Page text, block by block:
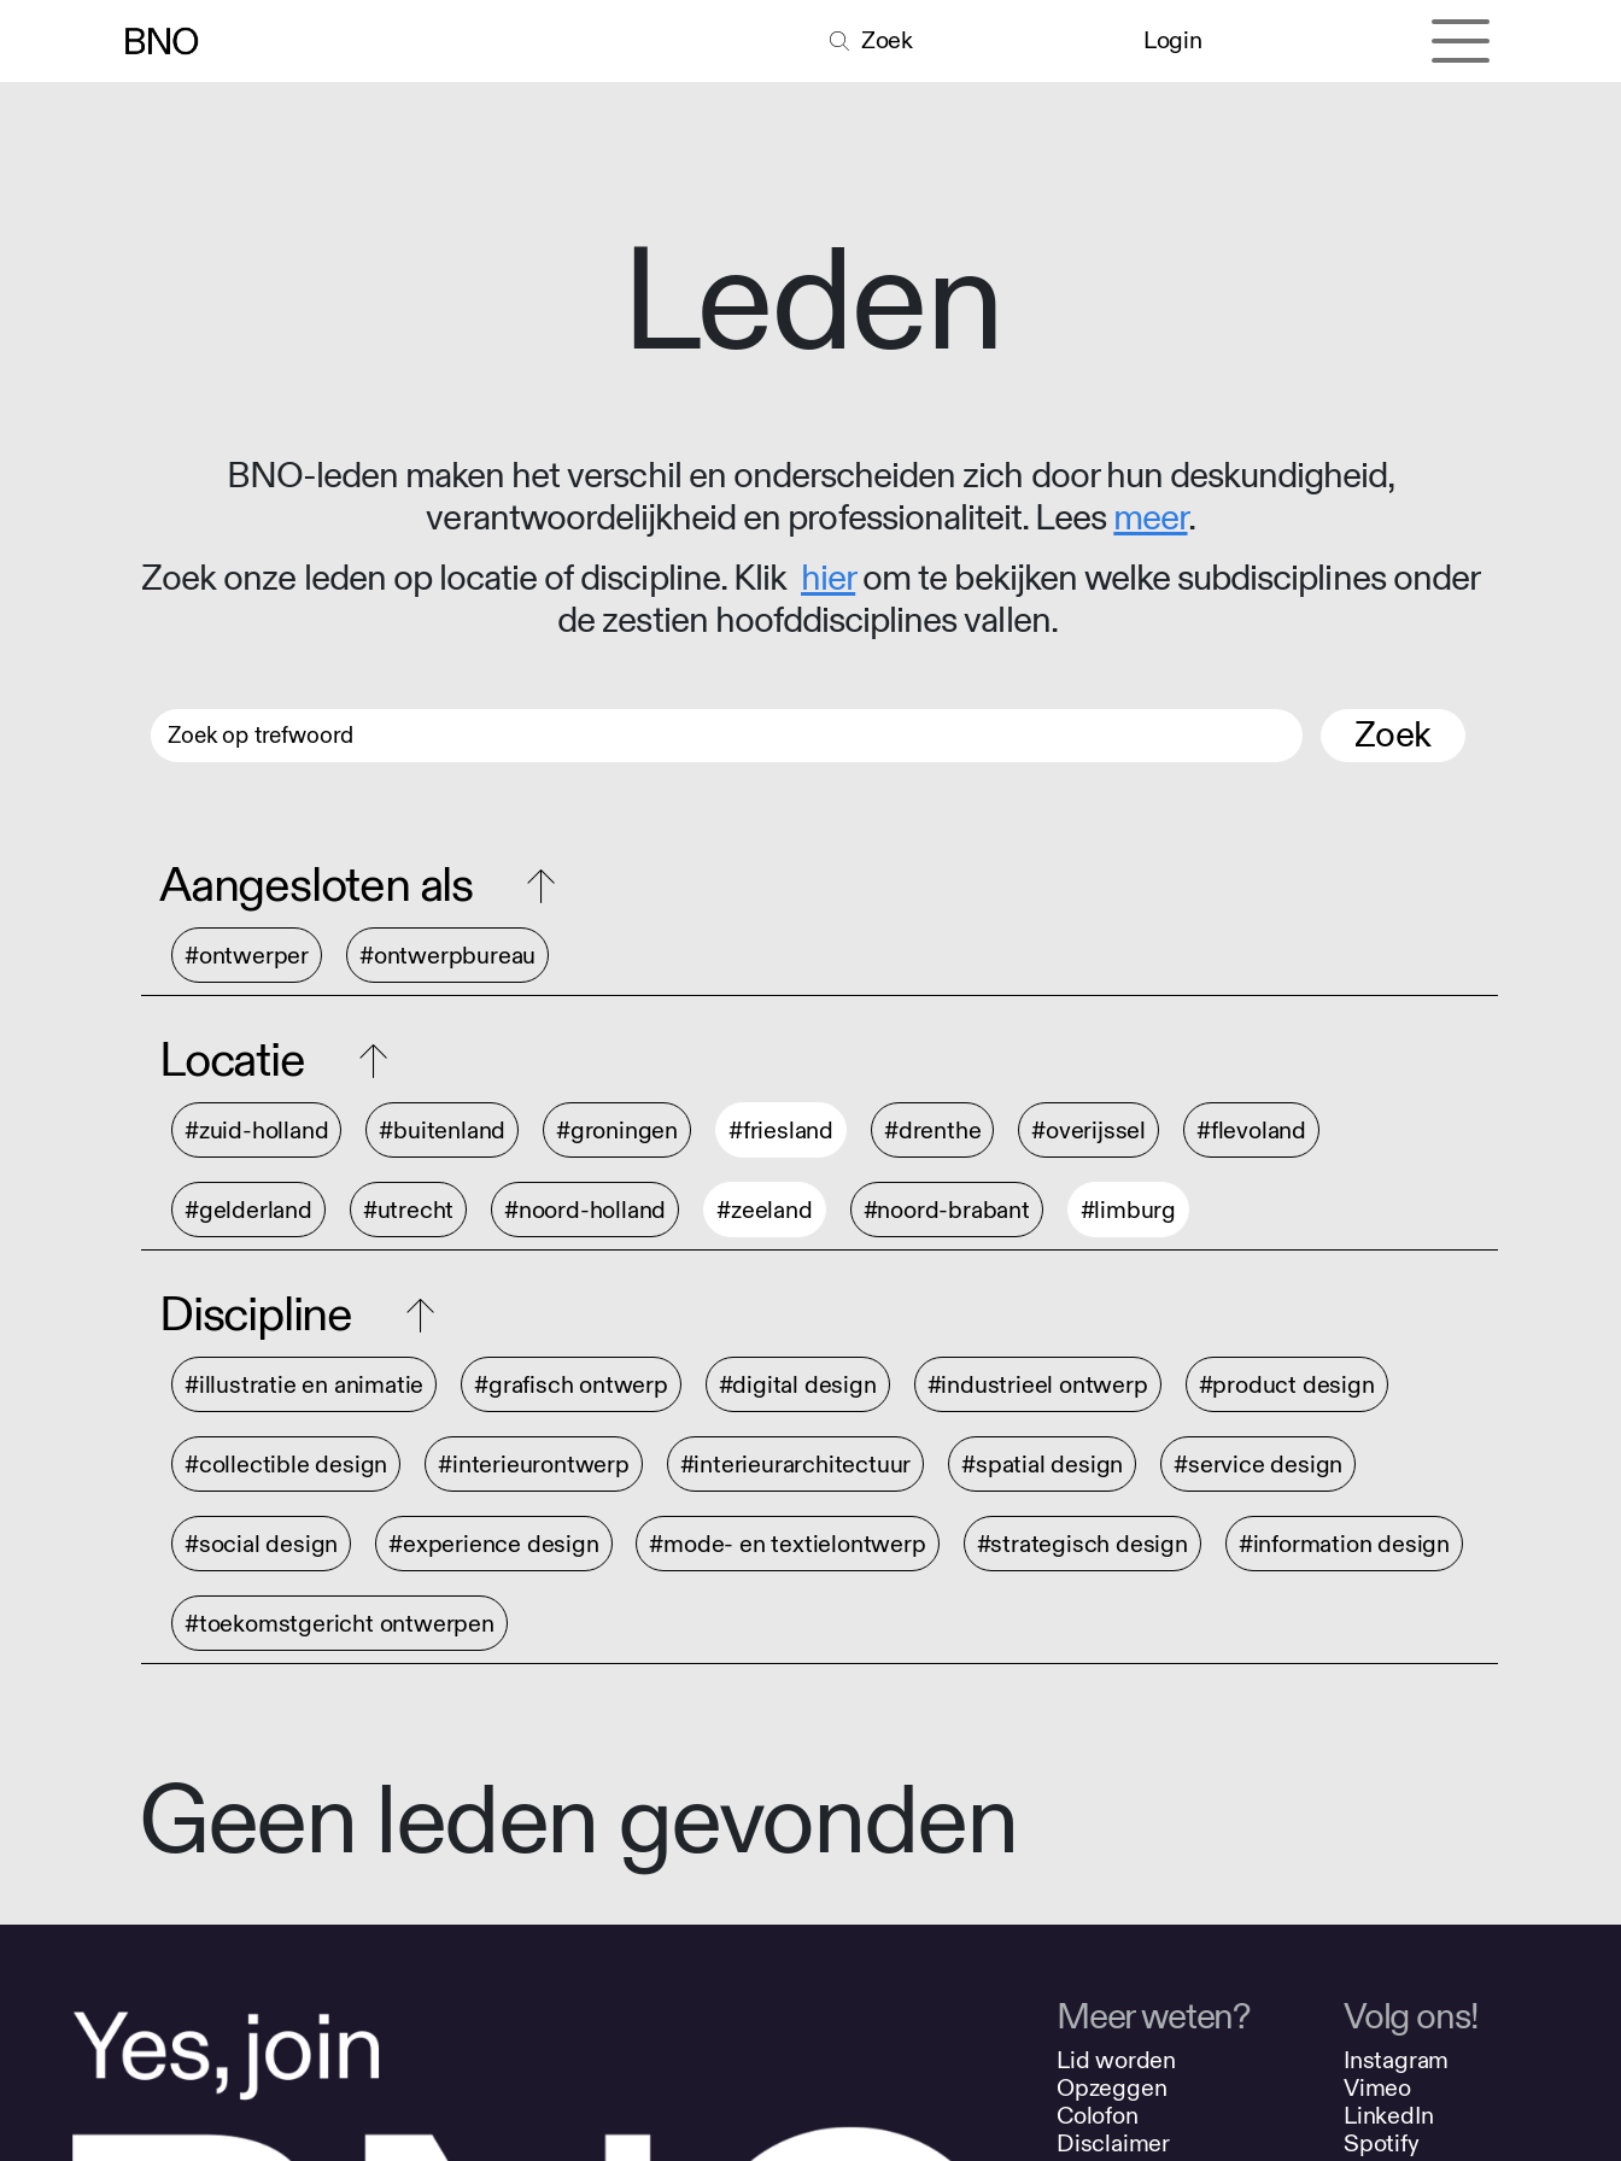
Zoek Login
Leden
BNO-leden maken het verschil en onderscheiden zich door hun deskundigheid,
verantwoordelijkheid en professionaliteit. Leesmeer.
Zoek onze leden op locatie of discipline. Klik hierom te bekijken welke subdisciplines onder
de zestien hoofddisciplines vallen.
Zoek
Aangesloten als
#ontwerper #ontwerpbureau
Locatie
#zuid-holland #buitenland #groningen #friesland #drenthe #overijssel #flevoland
#gelderland #utrecht #noord-holland #zeeland #noord-brabant #limburg
Discipline
#illustratie en animatie #grafisch ontwerp #digital design #industrieel ontwerp #product design
#collectible design #interieurontwerp #interieurarchitectuur #spatial design #service design
#social design #experience design #mode- en textielontwerp #strategisch design #information design
#toekomstgericht ontwerpen
Geen leden gevonden
Meer weten?
Lid worden
Opzeggen
Colofon
Disclaimer
Volg ons!
Instagram
Vimeo
LinkedIn
Spotify